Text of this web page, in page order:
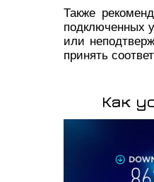
Также
подключенных
или
принять
Как